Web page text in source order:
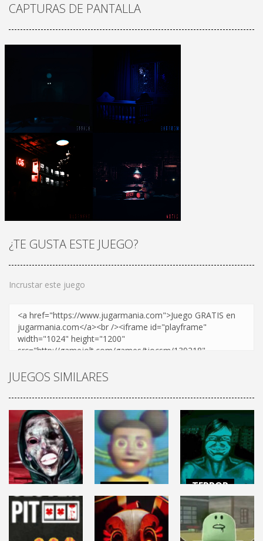
CAPTURAS DE PANTALLA
¿TE GUSTA ESTE JUEGO?
Incrustar este juego
JUEGOS SIMILARES
TERROR
HELLMART
AMANDA THE
ADVENTURER 3
TERROR
NO, I’M NOT A
HUMAN
(Demo)